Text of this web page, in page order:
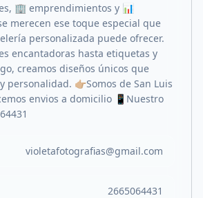
🏢 emprendimientos y 📊
merecen ese toque especial que
personalizada puede ofrecer.
encantadoras hasta etiquetas y
creamos diseños únicos que
👉🏼Somos de San Luis
envios a domicilio 📱Nuestro
violetafotografias@gmail.com
2665064431